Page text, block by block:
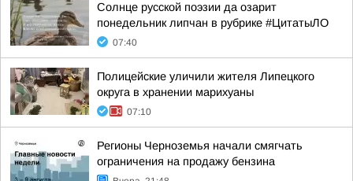
Солнце русской поэзии да озарит
понедельник липчан в рубрике #ЦитатыЛО
07:40
Полицейские уличили жителя Липецкого
округа в хранении марихуаны
07:10
Регионы Черноземья начали смягчать
ограничения на продажу бензина